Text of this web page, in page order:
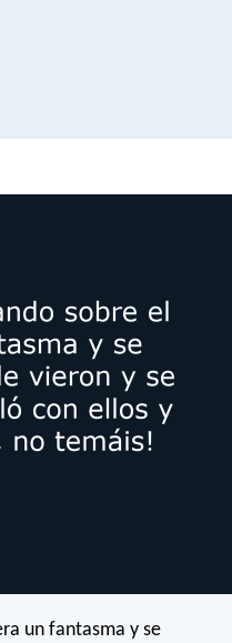
un fantasma y se